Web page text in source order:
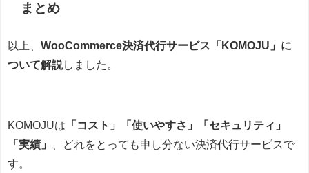
まとめ
以上、 WooCommerce決済代行サービス「KOMOJU」に
ついて解説 しました。
KOMOJUは 「コスト」「使いやすさ」「セキュリティ」
「実績」
、どれをとっても申し分ない決済代行サービスで
す。